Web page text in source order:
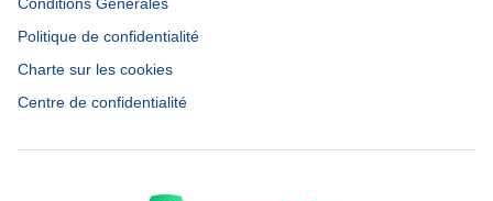
Politique de confidentialité
Charte sur les cookies
Centre de confidentialité